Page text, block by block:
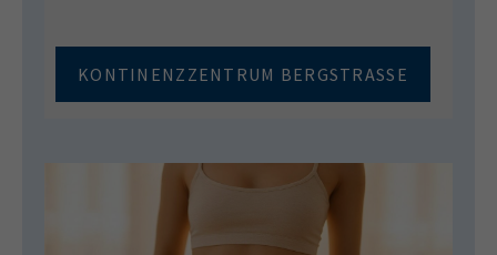
KONTINENZZENTRUM BERGSTRASSE